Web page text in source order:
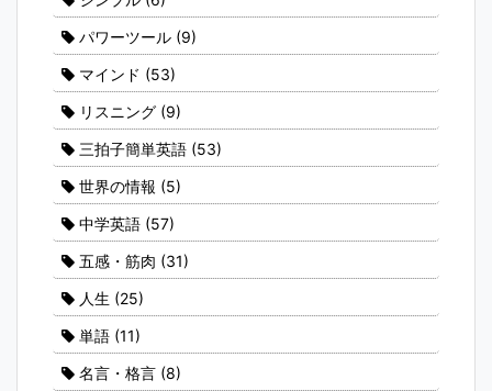
パワーツール (9)
マインド (53)
リスニング (9)
三拍子簡単英語 (53)
世界の情報 (5)
中学英語 (57)
五感・筋肉 (31)
人生 (25)
単語 (11)
名言・格言 (8)